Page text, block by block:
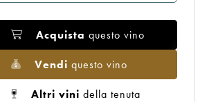
Acquista questo vino
Vendi questo vino
Altri vini della tenuta